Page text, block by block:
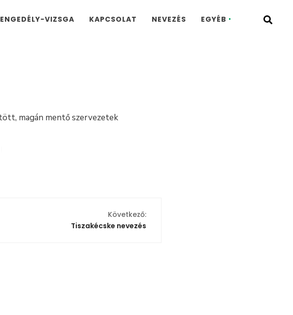
VIZSGA KAPCSOLAT NEVEZÉS EGYÉB
magán mentő szervezetek
Következő:
Tiszakécske nevezés